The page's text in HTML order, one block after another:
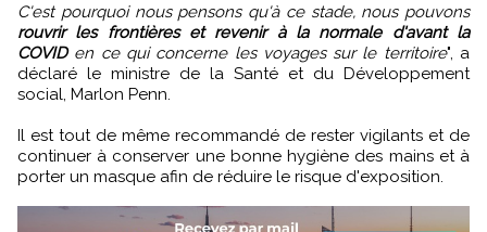
C'est pourquoi nous pensons qu'à ce stade, nous pouvons
rouvrir les frontières et revenir à la normale d'avant la
COVIDen ce qui concerne les voyages sur le territoire", a
déclaré le ministre de la Santé et du Développement
social, Marlon Penn.
Il est tout de même recommandé de rester vigilants et de
continuer à conserver une bonne hygiène des mains et à
porter un masque afin de réduire le risque d'exposition.